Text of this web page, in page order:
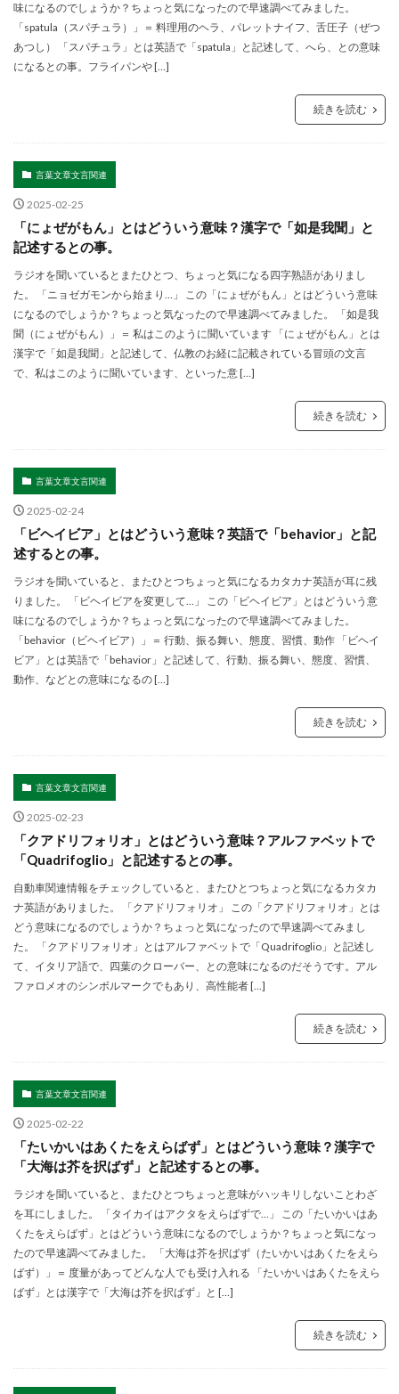
味になるのでしょうか？ちょっと気になったので早速調べてみました。
「spatula（スパチュラ）」＝ 料理用のヘラ、パレットナイフ、舌圧子（ぜつ
あつし） 「スパチュラ」とは英語で「spatula」と記述して、へら、との意味
になるとの事。フライパンや […]
続きを読む
言葉文章文言関連
2025-02-25
「にょぜがもん」とはどういう意味？漢字で「如是我聞」と
記述するとの事。
ラジオを聞いているとまたひとつ、ちょっと気になる四字熟語がありまし
た。 「ニョゼガモンから始まり…」 この「にょぜがもん」とはどういう意味
になるのでしょうか？ちょっと気なったので早速調べてみました。 「如是我
聞（にょぜがもん）」＝ 私はこのように聞いています 「にょぜがもん」とは
漢字で「如是我聞」と記述して、仏教のお経に記載されている冒頭の文言
で、私はこのように聞いています、といった意 […]
続きを読む
言葉文章文言関連
2025-02-24
「ビヘイビア」とはどういう意味？英語で「behavior」と記
述するとの事。
ラジオを聞いていると、またひとつちょっと気になるカタカナ英語が耳に残
りました。 「ビヘイビアを変更して…」 この「ビヘイビア」とはどういう意
味になるのでしょうか？ちょっと気になったので早速調べてみました。
「behavior（ビヘイビア）」＝ 行動、振る舞い、態度、習慣、動作 「ビヘイ
ビア」とは英語で「behavior」と記述して、行動、振る舞い、態度、習慣、
動作、などとの意味になるの […]
続きを読む
言葉文章文言関連
2025-02-23
「クアドリフォリオ」とはどういう意味？アルファベットで
「Quadrifoglio」と記述するとの事。
自動車関連情報をチェックしていると、またひとつちょっと気になるカタカ
ナ英語がありました。 「クアドリフォリオ」 この「クアドリフォリオ」とは
どう意味になるのでしょうか？ちょっと気になったので早速調べてみまし
た。 「クアドリフォリオ」とはアルファベットで「Quadrifoglio」と記述し
て、イタリア語で、四葉のクローバー、との意味になるのだそうです。アル
ファロメオのシンボルマークでもあり、高性能者 […]
続きを読む
言葉文章文言関連
2025-02-22
「たいかいはあくたをえらばず」とはどういう意味？漢字で
「大海は芥を択ばず」と記述するとの事。
ラジオを聞いていると、またひとつちょっと意味がハッキリしないことわざ
を耳にしました。 「タイカイはアクタをえらばずで…」 この「たいかいはあ
くたをえらばず」とはどういう意味になるのでしょうか？ちょっと気になっ
たので早速調べてみました。 「大海は芥を択ばず（たいかいはあくたをえら
ばず）」＝ 度量があってどんな人でも受け入れる 「たいかいはあくたをえら
ばず」とは漢字で「大海は芥を択ばず」と […]
続きを読む